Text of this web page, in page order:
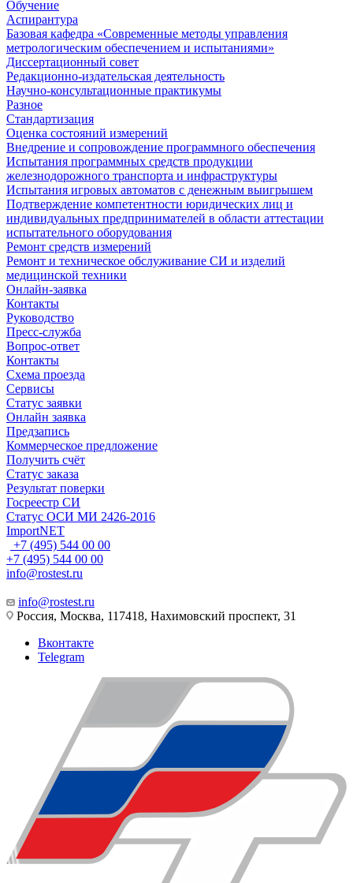
Обучение
Аспирантура
Базовая кафедра «Современные методы управления
метрологическим обеспечением и испытаниями»
Диссертационный совет
Редакционно-издательская деятельность
Научно-консультационные практикумы
Разное
Стандартизация
Оценка состояний измерений
Внедрение и сопровождение программного обеспечения
Испытания программных средств продукции
железнодорожного транспорта и инфраструктуры
Испытания игровых автоматов с денежным выигрышем
Подтверждение компетентности юридических лиц и
индивидуальных предпринимателей в области аттестации
испытательного оборудования
Ремонт средств измерений
Ремонт и техническое обслуживание СИ и изделий
медицинской техники
Онлайн-заявка
Контакты
Руководство
Пресс-служба
Вопрос-ответ
Контакты
Схема проезда
Сервисы
Статус заявки
Онлайн заявка
Предзапись
Коммерческое предложение
Получить счёт
Статус заказа
Результат поверки
Госреестр СИ
Статус ОСИ МИ 2426-2016
ImportNET
+7 (495) 544 00 00
+7 (495) 544 00 00
info@rostest.ru
info@rostest.ru
Россия, Москва, 117418, Нахимовский проспект, 31
Вконтакте
Telegram